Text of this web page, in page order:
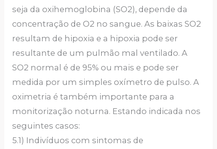
seja da oxihemoglobina (SO2), depende da
concentração de O2 no sangue. As baixas SO2
resultam de hipoxia e a hipoxia pode ser
resultante de um pulmão mal ventilado. A
SO2 normal é de 95% ou mais e pode ser
medida por um simples oxímetro de pulso. A
oximetria é também importante para a
monitorização noturna. Estando indicada nos
seguintes casos:
5.1) Indivíduos com sintomas de